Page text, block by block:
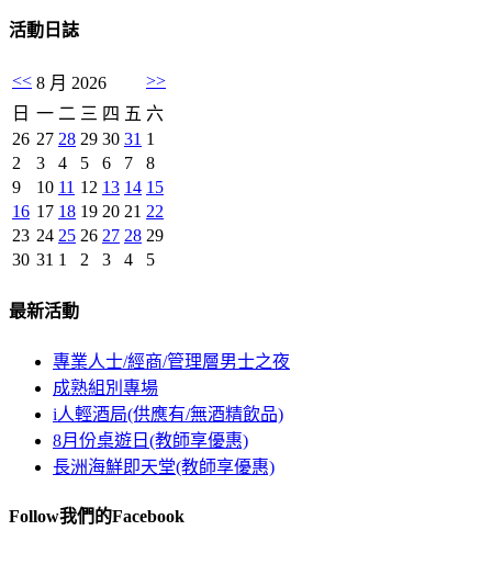
活動日誌
<< 8 月 2026
>>
日 一 二 三 四 五 六
26 27 28 29 30 31 1
2
3 4 5 6 7
8
9
10 11 12 13 14 15
16 17 18 19 20 21 22
23 24 25 26 27 28 29
30 31 1 2 3 4 5
最新活動
專業人士/經商/管理層男士之夜
成熟組別專場
i人輕酒局(供應有/無酒精飲品)
8月份桌遊日(教師享優惠)
長洲海鮮即天堂(教師享優惠)
Follow我們的Facebook